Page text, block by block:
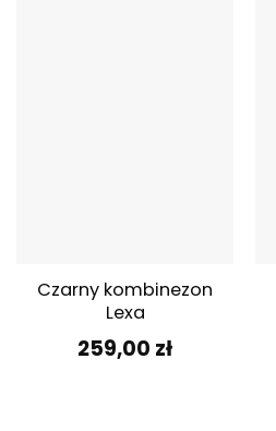
Czarny kombinezon
Lexa
259,00 zł